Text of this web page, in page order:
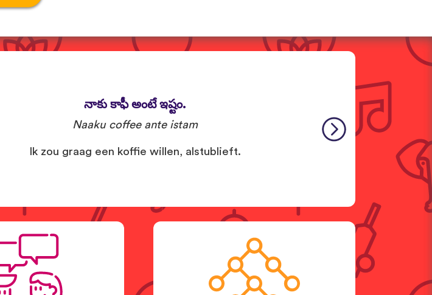
నాకు కాఫీ అంటే ఇష్టం.
Naaku coffee ante istam
Ik zou graag een koffie willen, alstublieft.